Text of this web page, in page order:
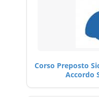
Corso Preposto
Accordo